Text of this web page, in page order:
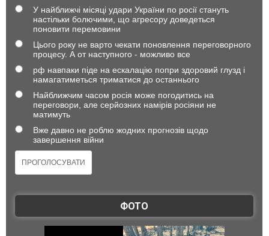
У найближчі місяці удари України по росії стануть
настільки болючими, що агресору доведеться
поновити перемовини
Цього року не варто чекати поновлення переговорного
процесу. А от наступного - можливо все
рф навпаки піде на ескалацію попри здоровий глузд і
намагатиметься триматися до останнього
Найближчим часом росія може погодитись на
переговори, але серйозних намірів росіяни не
матимуть
Вже давно не роблю жодних прогнозів щодо
завершення війни
ФОТО